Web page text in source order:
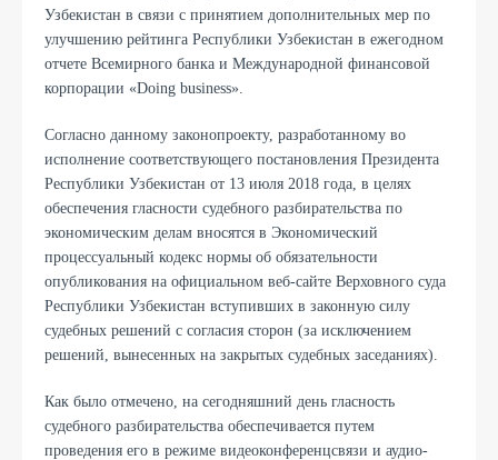
Узбекистан в связи с принятием дополнительных мер по
улучшению рейтинга Республики Узбекистан в ежегодном
отчете Всемирного банка и Международной финансовой
корпорации «Doing business».
Согласно данному законопроекту, разработанному во
исполнение соответствующего постановления Президента
Республики Узбекистан от 13 июля 2018 года, в целях
обеспечения гласности судебного разбирательства по
экономическим делам вносятся в Экономический
процессуальный кодекс нормы об обязательности
опубликования на официальном веб-сайте Верховного суда
Республики Узбекистан вступивших в законную силу
судебных решений с согласия сторон (за исключением
решений, вынесенных на закрытых судебных заседаниях).
Как было отмечено, на сегодняшний день гласность
судебного разбирательства обеспечивается путем
проведения его в режиме видеоконференцсвязи и аудио-